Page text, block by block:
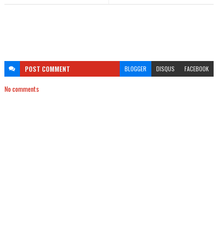
POST COMMENT BLOGGER DISQUS FACEBOOK
No comments